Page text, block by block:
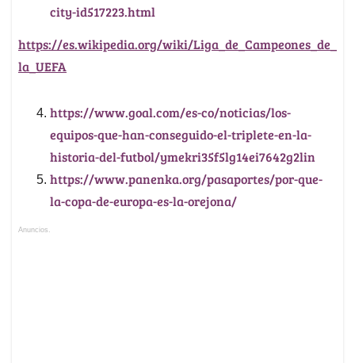
city-id517223.html
https://es.wikipedia.org/wiki/Liga_de_Campeones_de_
la_UEFA
https://www.goal.com/es-co/noticias/los-
equipos-que-han-conseguido-el-triplete-en-la-
historia-del-futbol/ymekri35f5lg14ei7642g2lin
https://www.panenka.org/pasaportes/por-que-
la-copa-de-europa-es-la-orejona/
Anuncios.